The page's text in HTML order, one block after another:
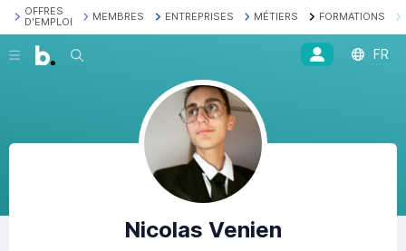
OFFRES
D'EMPLOI
MEMBRES ENTREPRISES MÉTIERS FORMATIONS
Recherche FR
Nicolas Venien